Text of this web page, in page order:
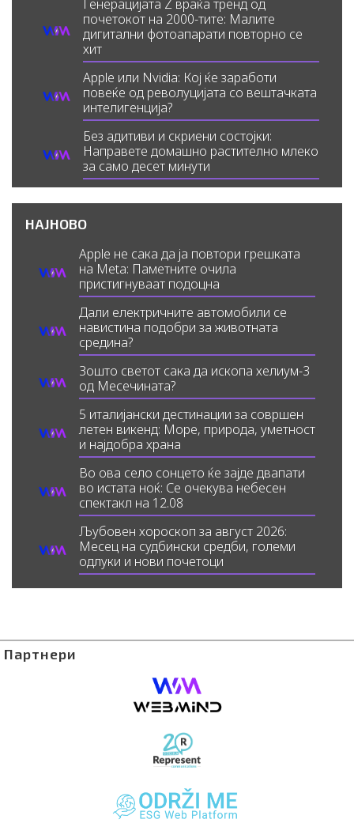
Генерацијата Z враќа тренд од
почетокот на 2000-тите: Малите
дигитални фотоапарати повторно се
хит
Apple или Nvidia: Кој ќе заработи
повеќе од револуцијата со вештачката
интелигенција?
Без адитиви и скриени состојки:
Направете домашно растително млеко
за само десет минути
НАЈНОВО
Apple не сака да ја повтори грешката
на Meta: Паметните очила
пристигнуваат подоцна
Дали електричните автомобили се
навистина подобри за животната
средина?
Зошто светот сака да ископа хелиум-3
од Месечината?
5 италијански дестинации за совршен
летен викенд: Море, природа, уметност
и најдобра храна
Во ова село сонцето ќе зајде двапати
во истата ноќ: Се очекува небесен
спектакл на 12.08
Љубовен хороскоп за август 2026:
Месец на судбински средби, големи
одлуки и нови почетоци
Партнери